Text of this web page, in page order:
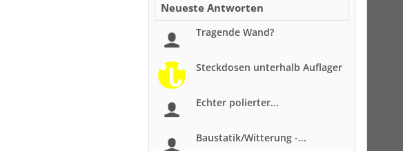
Neueste Antworten
Tragende Wand?
Steckdosen unterhalb Auflager
Echter polierter...
Baustatik/Witterung -...